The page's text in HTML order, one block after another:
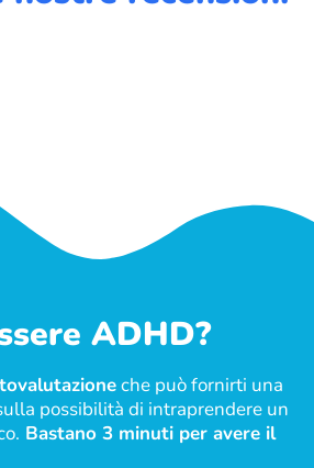
ADHD?
che può fornirti una
possibilità di intraprendere un
Bastano 3 minuti per avere il